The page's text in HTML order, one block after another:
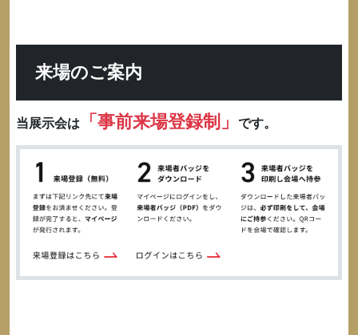
来場のご案内
当展示会は 「事前来場登録制」 です。